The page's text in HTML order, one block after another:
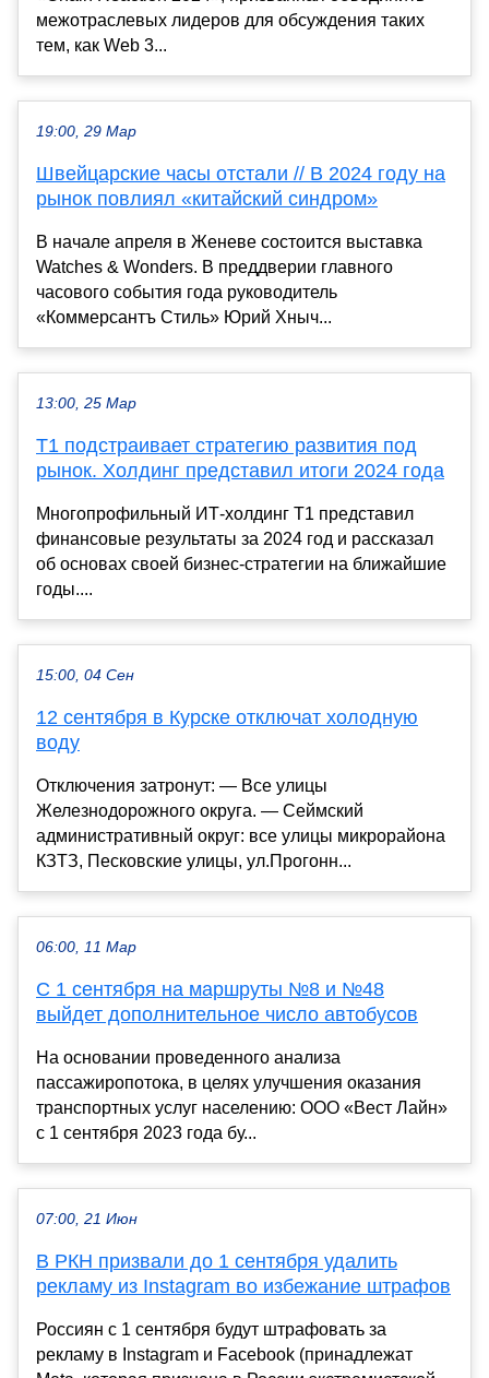
межотраслевых лидеров для обсуждения таких
тем, как Web 3...
19:00, 29 Мар
Швейцарские часы отстали // В 2024 году на
рынок повлиял «китайский синдром»
В начале апреля в Женеве состоится выставка
Watches & Wonders. В преддверии главного
часового события года руководитель
«Коммерсантъ Стиль» Юрий Хныч...
13:00, 25 Мар
Т1 подстраивает стратегию развития под
рынок. Холдинг представил итоги 2024 года
Многопрофильный ИТ-холдинг Т1 представил
финансовые результаты за 2024 год и рассказал
об основах своей бизнес-стратегии на ближайшие
годы....
15:00, 04 Сен
12 сентября в Курске отключат холодную
воду
Отключения затронут: — Все улицы
Железнодорожного округа. — Сеймский
административный округ: все улицы микрорайона
КЗТЗ, Песковские улицы, ул.Прогонн...
06:00, 11 Мар
С 1 сентября на маршруты №8 и №48
выйдет дополнительное число автобусов
На основании проведенного анализа
пассажиропотока, в целях улучшения оказания
транспортных услуг населению: ООО «Вест Лайн»
с 1 сентября 2023 года бу...
07:00, 21 Июн
В РКН призвали до 1 сентября удалить
рекламу из Instagram во избежание штрафов
Россиян с 1 сентября будут штрафовать за
рекламу в Instagram и Facebook (принадлежат